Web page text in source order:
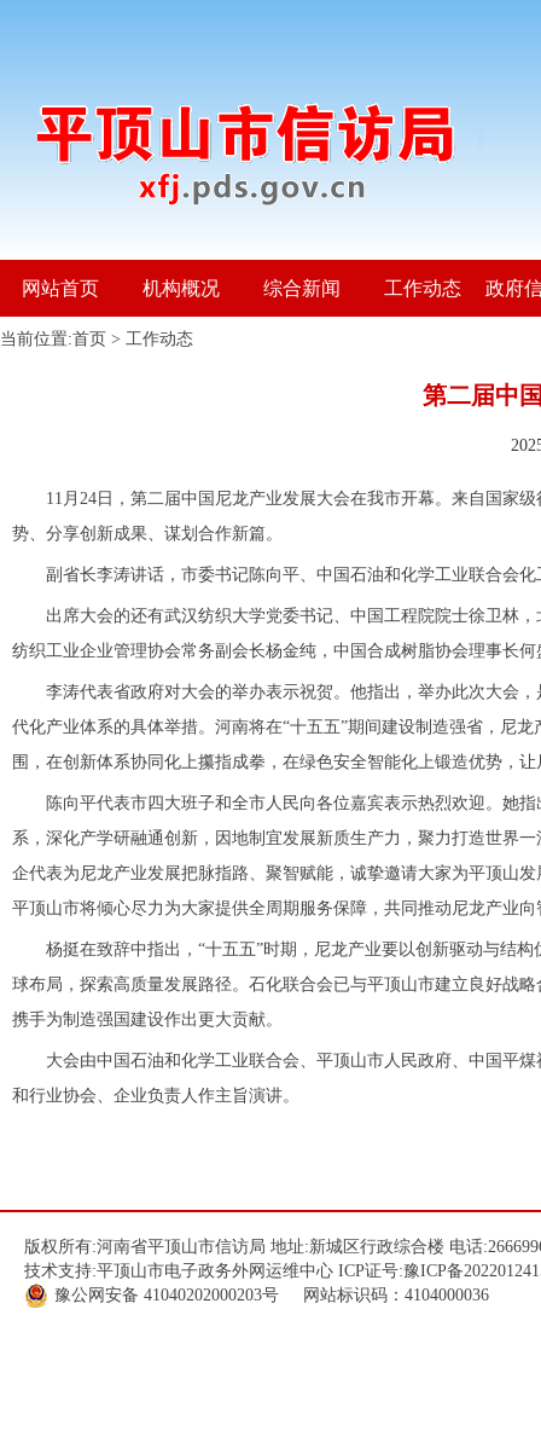
网站首页 机构概况 综合新闻 工作动态 政府
当前位置:首页 > 工作动态
第二届中
11月24日，第二届中国尼龙产业发展大会在我市开幕。来自国家
势、分享创新成果、谋划合作新篇。
副省长李涛讲话，市委书记陈向平、中国石油和化学工业联合会
出席大会的还有武汉纺织大学党委书记、中国工程院院士徐卫林
纺织工业企业管理协会常务副会长杨金纯，中国合成树脂协会理事长
李涛代表省政府对大会的举办表示祝贺。他指出，举办此次大会
代化产业体系的具体举措。河南将在“十五五”期间建设制造强省，尼
围，在创新体系协同化上攥指成拳，在绿色安全智能化上锻造优势，
陈向平代表市四大班子和全市人民向各位嘉宾表示热烈欢迎。她
系，深化产学研融通创新，因地制宜发展新质生产力，聚力打造世界
企代表为尼龙产业发展把脉指路、聚智赋能，诚挚邀请大家为平顶山
平顶山市将倾心尽力为大家提供全周期服务保障，共同推动尼龙产业
杨挺在致辞中指出，“十五五”时期，尼龙产业要以创新驱动与结
球布局，探索高质量发展路径。石化联合会已与平顶山市建立良好战
携手为制造强国建设作出更大贡献。
大会由中国石油和化学工业联合会、平顶山市人民政府、中国平
和行业协会、企业负责人作主旨演讲。
版权所有:河南省平顶山市信访局 地址:新城区行政综合楼 电话
技术支持:平顶山市电子政务外网运维中心 ICP证号:豫ICP备
豫公网安备 41040202000203号 网站标识码：4104000036